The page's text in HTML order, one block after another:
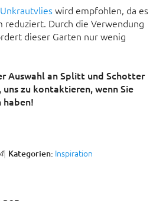
Unkrautvlieswird empfohlen, da es
reduziert. Durch die Verwendung
dieser Garten nur wenig
Auswahl an Splitt und Schotter
uns zu kontaktieren, wenn Sie
haben!
Kategorien: Inspiration